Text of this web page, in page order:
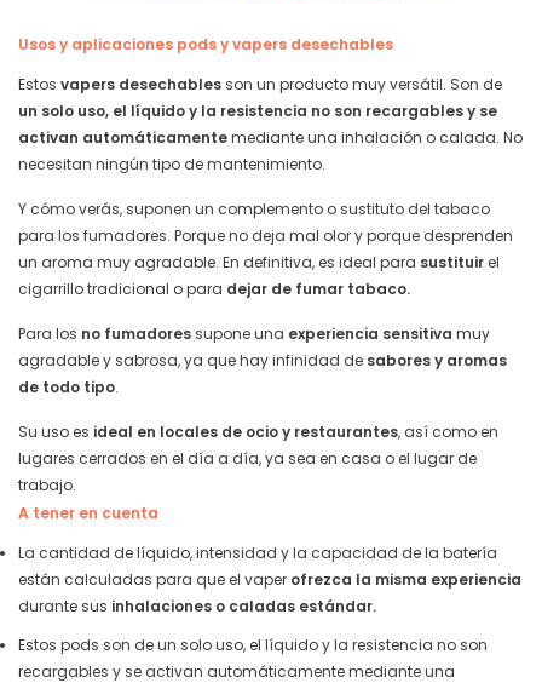
Usos y aplicaciones pods y vapers desechables
Estos vapers desechablesson un producto muy versátil. Son de
un solo uso, el líquido y la resistencia no son recargables y se
activan automáticamentemediante una inhalación o calada. No
necesitan ningún tipo de mantenimiento.
Y cómo verás, suponen un complemento o sustituto del tabaco
para los fumadores. Porque no deja mal olor y porque desprenden
un aroma muy agradable. En definitiva, es ideal para sustituir el
cigarrillo tradicional o para dejar de fumar tabaco.
Para los no fumadoressupone una experiencia sensitiva muy
agradable y sabrosa, ya que hay infinidad de sabores y aromas
de todo tipo.
Su uso es ideal en locales de ocio y restaurantes, así como en
lugares cerrados en el día a día, ya sea en casa o el lugar de
trabajo.
A tener en cuenta
La cantidad de líquido, intensidad y la capacidad de la batería
están calculadas para que el vaper ofrezca la misma experiencia
durante sus inhalaciones o caladas estándar.
Estos pods son de un solo uso, el líquido y la resistencia no son
recargables y se activan automáticamente mediante una